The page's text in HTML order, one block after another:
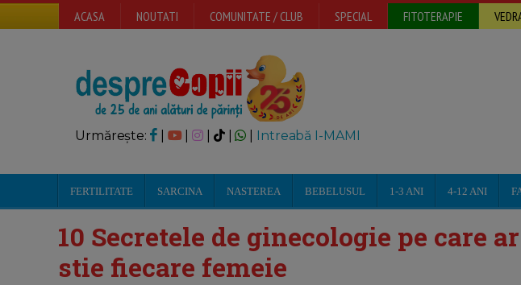
ACASA NOUTATI COMUNITATE / CLUB SPECIAL FITOTERAPIE
Urmărește: | | Intreabă I-MAMI
FERTILITATE SARCINA NASTEREA BEBELUSUL 1-3 ANI 4-12 ANI
10 Secretele de ginecologie pe care
stie fiecare femeie